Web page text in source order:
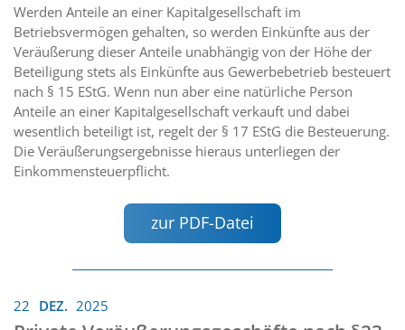
Werden Anteile an einer Kapitalgesellschaft im
Betriebsvermögen gehalten, so werden Einkünfte aus der
Veräußerung dieser Anteile unabhängig von der Höhe der
Beteiligung stets als Einkünfte aus Gewerbebetrieb besteuert
nach § 15 EStG. Wenn nun aber eine natürliche Person
Anteile an einer Kapitalgesellschaft verkauft und dabei
wesentlich beteiligt ist, regelt der § 17 EStG die Besteuerung.
Die Veräußerungsergebnisse hieraus unterliegen der
Einkommensteuerpflicht.
zur PDF-Datei
22 DEZ. 2025